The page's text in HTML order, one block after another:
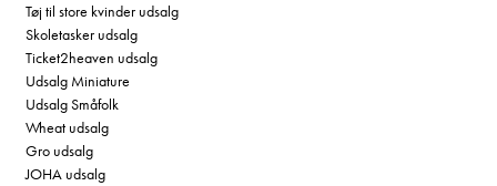
Tøj til store kvinder udsalg
Skoletasker udsalg
Ticket2heaven udsalg
Udsalg Miniature
Udsalg Småfolk
Wheat udsalg
Gro udsalg
JOHA udsalg